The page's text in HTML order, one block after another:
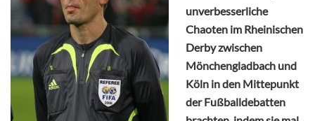
unverbesserliche
Chaoten im Rheinischen
Derby zwischen
Mönchengladbach und
Köln in den Mittepunkt
der Fußballdebatten